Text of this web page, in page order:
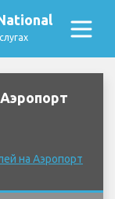
на Аэропорт